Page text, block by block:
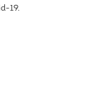
19.